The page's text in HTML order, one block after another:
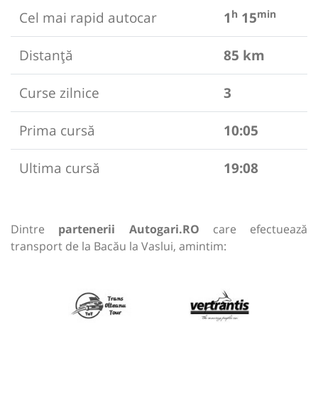
Cel mai rapid autocar
1 h 15min
Distanță
85 km
Curse zilnice
3
Prima cursă
10:05
Ultima cursă
19:08
Dintre partenerii Autogari.RO care efectuează
transport de la Bacău la Vaslui, amintim: